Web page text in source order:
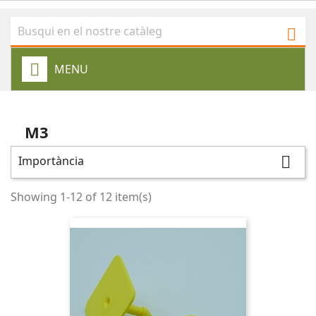

MENU
M3
Importància 
Showing 1-12 of 12 item(s)